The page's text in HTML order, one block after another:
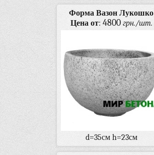
Форма Вазон Лукошко
Цена от: 4800 грн./шт.
d=35см h=23см